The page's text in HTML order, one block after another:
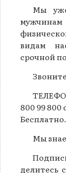
Мы
видам
срочной
800 99 800
Мы
делитесь